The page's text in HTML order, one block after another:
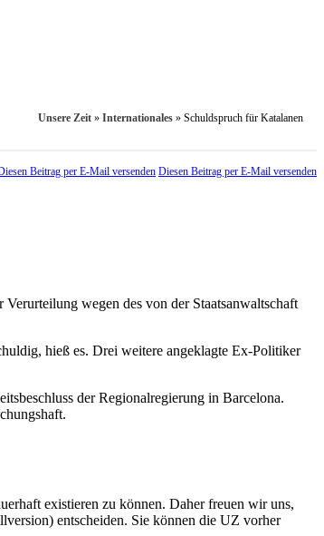
Unsere Zeit » Internationales » Schuldspruch für Katalanen
Diesen Beitrag per E-Mail versenden
wegen des von der Staatsanwaltschaft
hieß es. Drei weitere angeklagte Ex-Politiker
der Regionalregierung in Barcelona.
existieren zu können. Daher freuen wir uns,
entscheiden. Sie können die UZ vorher